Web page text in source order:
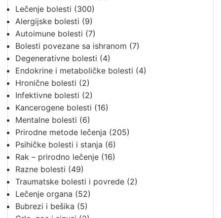
Lečenje bolesti (300)
Alergijske bolesti (9)
Autoimune bolesti (7)
Bolesti povezane sa ishranom (7)
Degenerativne bolesti (4)
Endokrine i metaboličke bolesti (4)
Hronične bolesti (2)
Infektivne bolesti (2)
Kancerogene bolesti (16)
Mentalne bolesti (6)
Prirodne metode lečenja (205)
Psihičke bolesti i stanja (6)
Rak – prirodno lečenje (16)
Razne bolesti (49)
Traumatske bolesti i povrede (2)
Lečenje organa (52)
Bubrezi i bešika (5)